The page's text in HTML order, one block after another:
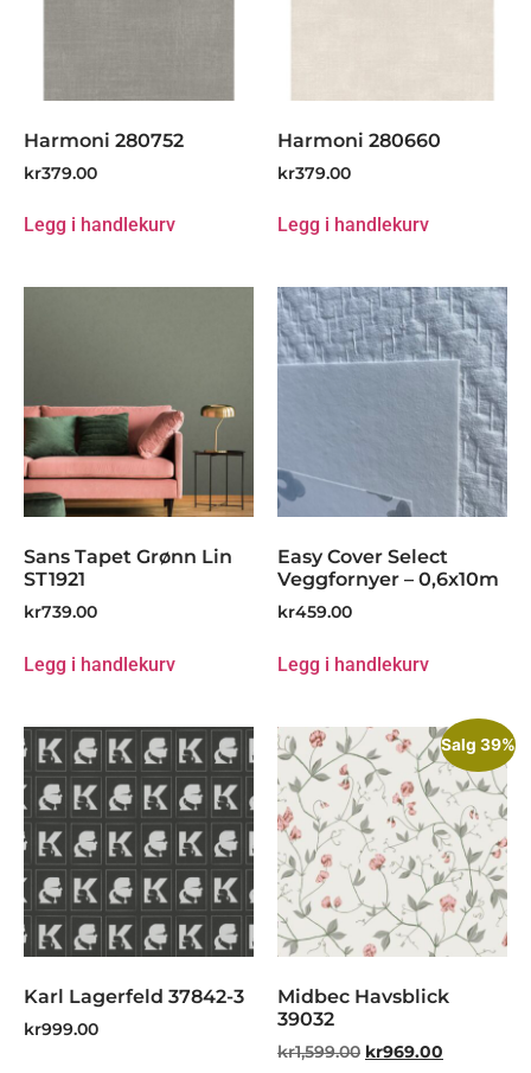
Harmoni 280752
kr379.00
Legg i handlekurv
Harmoni 280660
kr379.00
Legg i handlekurv
Sans Tapet Grønn Lin
ST1921
kr739.00
Legg i handlekurv
Easy Cover Select
Veggfornyer – 0,6x10m
kr459.00
Legg i handlekurv
Karl Lagerfeld 37842-3
kr999.00
Salg 39%
Midbec Havsblick
39032
kr1,599.00 kr969.00